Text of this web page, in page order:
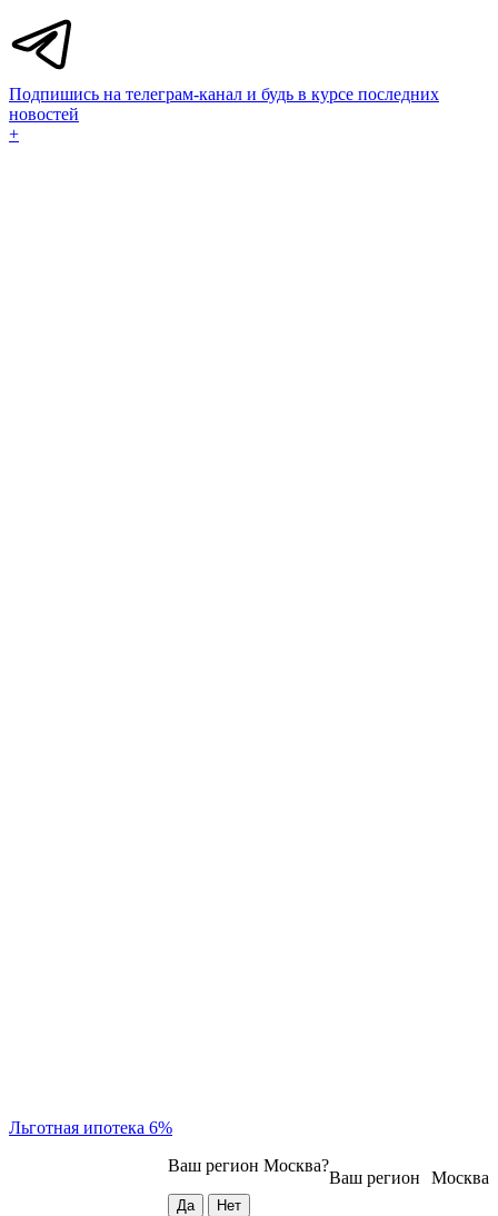
Подпишись на телеграм-канал и будь в курсе последних
новостей
+
Льготная ипотека 6%
Москва
Ваш регион
Ваш регион Москва?